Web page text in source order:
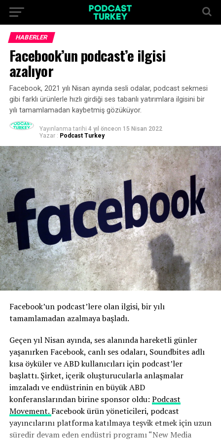
HABERLER
Facebook’un podcast’e ilgisi
azalıyor
Facebook, 2021 yılı Nisan ayında sesli odalar, podcast sekmesi
gibi farklı ürünlerle hızlı girdiği ses tabanlı yatırımlara ilgisini bir
yılı tamamlamadan kaybetmiş gözüküyor.
Yayınlanma tarihi 4 yıl önceon 15 Nisan 2022
Yazar : Podcast Turkey
Facebook’un podcast’lere olan ilgisi, bir yılı
tamamlamadan azalmaya başladı.
Geçen yıl Nisan ayında, ses alanında hareketli günler
yaşanırken Facebook, canlı ses odaları, Soundbites adlı
kısa öyküler ve ABD kullanıcıları için podcast’ler
başlattı. Şirket, içerik oluşturucularla anlaşmalar
imzaladı ve endüstrinin en büyük ABD
konferanslarından birine sponsor oldu: Podcast
Movement. Facebook ürün yöneticileri, podcast
yayıncılarını platforma katılmaya teşvik etmek için uzun
süredir devam eden endüstri programı “New Media